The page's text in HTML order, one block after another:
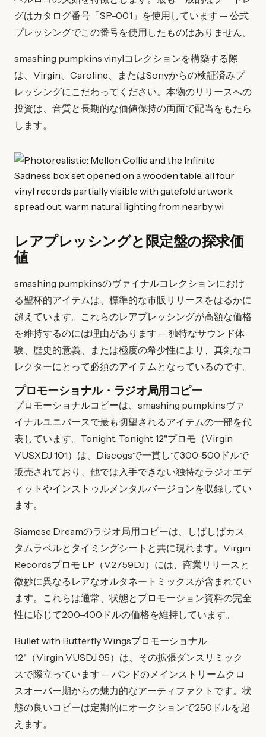
グはカタログ番号「SP-001」を使用しています — 公式
プレッシングでこの番号を使用したものはありません。
smashing pumpkins vinylコレクションを構築する際
は、Virgin、Caroline、またはSonyからの検証済みプ
レッシングにこだわってください。本物のリリースへの
投資は、音質と長期的な価値保持の両面で配当をもたら
します。
レアプレッシングと限定盤の探求価
値
smashing pumpkinsのヴァイナルコレクションにおけ
る聖杯的アイテムは、標準的な市販リリースをはるかに
超えています。これらのレアプレッシングが高額な価格
を維持するのには理由があります — 独特なサウンド体
験、歴史的意義、または極度の希少性により、真剣なコ
レクターにとって必須のアイテムとなっているのです。
プロモーショナル・ラジオ局用コピー
プロモーショナルコピーは、smashing pumpkinsヴァ
イナルユニバースで最も切望されるアイテムの一部を代
表しています。Tonight, Tonight 12"プロモ（Virgin
VUSXDJ 101）は、Discogsで一貫して300-500ドルで
販売されており、他では入手できない独特なラジオエデ
ィットやインストゥルメンタルバージョンを収録してい
ます。
Siamese Dreamのラジオ局用コピーは、しばしばカス
タムラベルとタイミングシートと共に現れます。Virgin
Recordsプロモ LP（V2759DJ）には、商業リリースと
微妙に異なるレアなオルタネートミックスが含まれてい
ます。これらは通常、状態とプロモーション資料の完全
性に応じて200-400ドルの価格を維持しています。
Bullet with Butterfly Wingsプロモーショナル
12"（Virgin VUSDJ 95）は、その拡張ダンスリミック
スで際立っています — バンドのメインストリームクロ
スオーバー期からの魅力的なアーティファクトです。状
態の良いコピーは定期的にオークションで250ドルを超
えます。